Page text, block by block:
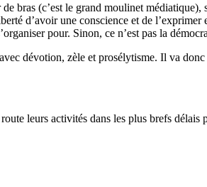
bras (c’est le grand moulinet
d’avoir une conscience et de
pour. Sinon, ce n’est pas la
dévotion, zèle et prosélytisme. Il va
leurs activités dans les plus brefs